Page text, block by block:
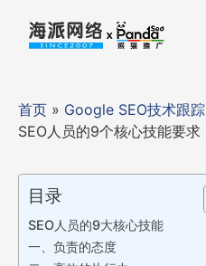
首页 » Google SEO技术跟踪
SEO人员的9个核心技能要求
目录
SEO人员的9大核心技能
一、负责的态度